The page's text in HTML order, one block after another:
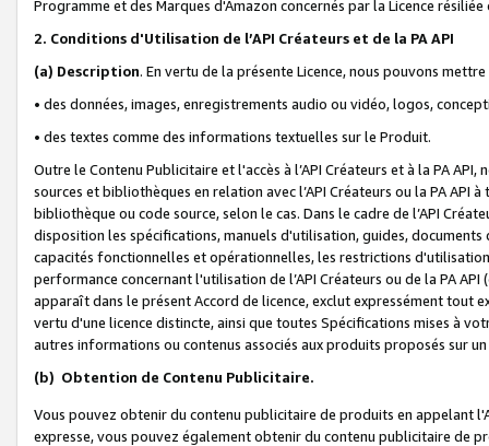
Programme et des Marques d'Amazon concernés par la Licence
2. Conditions d'Utilisation de l’API Créateurs et de la PA API
(a) Description. En vertu de la présente Licence, nous pouvons
• des données, images, enregistrements audio ou vidéo, logos,
• des textes comme des informations textuelles sur le Produit.
Outre le Contenu Publicitaire et l'accès à l’API Créateurs et à la PA
sources et bibliothèques en relation avec l’API Créateurs ou la PA
bibliothèque ou code source, selon le cas. Dans le cadre de l’API
disposition les spécifications, manuels d'utilisation, guides,
capacités fonctionnelles et opérationnelles, les restrictions
performance concernant l'utilisation de l’API Créateurs ou de la PA
apparaît dans le présent Accord de licence, exclut expressément tout
vertu d'une licence distincte, ainsi que toutes Spécifications mises à
autres informations ou contenus associés aux produits proposés sur
(b) Obtention de Contenu Publicitaire.
Vous pouvez obtenir du contenu publicitaire de produits en appelant
expresse, vous pouvez également obtenir du contenu publicitaire de